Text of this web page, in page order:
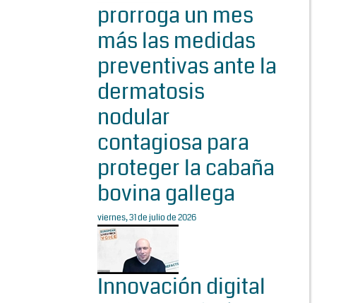
prorroga un mes
más las medidas
preventivas ante la
dermatosis
nodular
contagiosa para
proteger la cabaña
bovina gallega
viernes, 31 de julio de 2026
Innovación digital